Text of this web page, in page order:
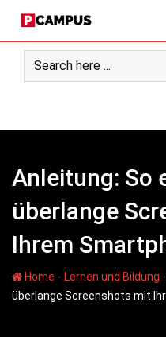
content
Anleitung: So
überlange
Ihrem
Home - Lernen und Bildung -
überlange Screenshots mit